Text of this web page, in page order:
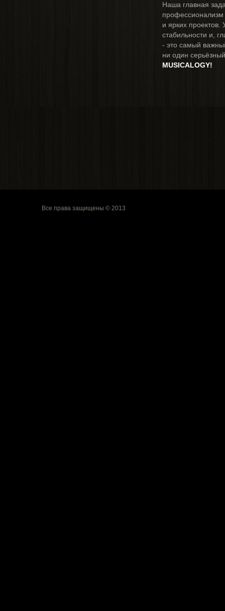
Наша главная
и ярких проектов.
стабильности и,
- это самый
ни один
MUSICALOGY!
Все права защищены © 2013